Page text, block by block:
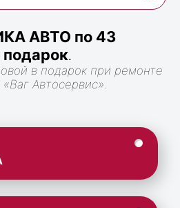
АВТО по 43
.
в подарок при ремонте
Автосервис».